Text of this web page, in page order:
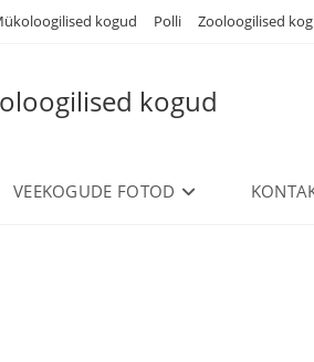
kogud Polli Zooloogilised
kogud
VEEKOGUDE FOTOD